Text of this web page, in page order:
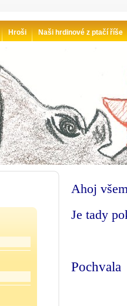
Ahoj
Je tady
Pochvala
Hroši Naši hrdinové z ptačí říše